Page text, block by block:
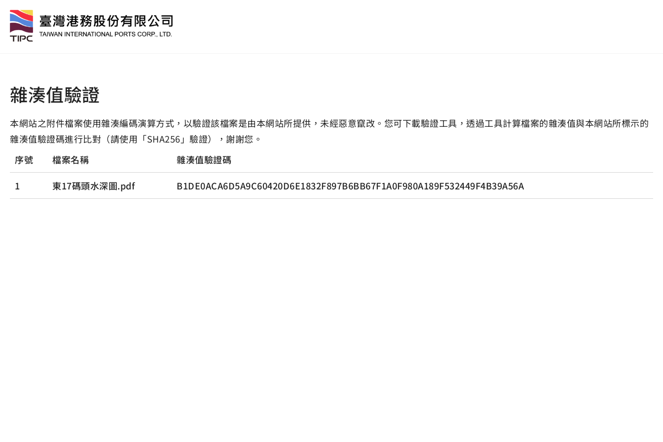
雜湊值驗證
本網站之附件檔案使用雜湊編碼演算方式，以驗證該檔案是由本網站所提供，未經惡意竄改。您可下載驗證工具，透過工具計算檔案的雜湊值與本網站所標示的
雜湊值驗證碼進行比對（請使用「SHA256」驗證），謝謝您。
序號
檔案名稱 雜湊值驗證碼
1 東17碼頭水深圖.pdf B1DE0ACA6D5A9C60420D6E1832F897B6BB67F1A0F980A189F532449F4B39A56A